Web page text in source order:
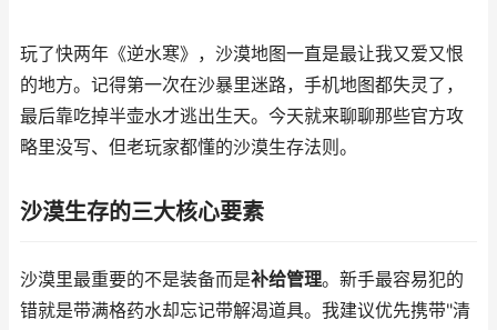
玩了快两年《逆水寒》，沙漠地图一直是最让我又爱又恨
的地方。记得第一次在沙暴里迷路，手机地图都失灵了，
最后靠吃掉半壶水才逃出生天。今天就来聊聊那些官方攻
略里没写、但老玩家都懂的沙漠生存法则。
沙漠生存的三大核心要素
沙漠里最重要的不是装备而是补给管理。新手最容易犯的
错就是带满格药水却忘记带解渴道具。我建议优先携带"清